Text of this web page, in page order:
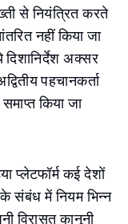
से नियंत्रित करते
नहीं किया जा
अक्सर
पहचानकर्ता
किया जा
प्लेटफॉर्म कई देशों
के संबंध में नियम भिन्न
विरासत कानूनी